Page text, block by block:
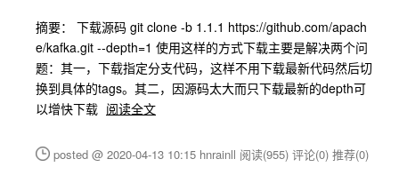
摘要： 下载源码 git clone -b 1.1.1 https://github.com/apach
e/kafka.git --depth=1 使用这样的方式下载主要是解决两个问
题：其一，下载指定分支代码，这样不用下载最新代码然后切
换到具体的tags。其二，因源码太大而只下载最新的depth可
以增快下载 阅读全文
posted @ 2020-04-13 10:15 hnrainll 阅读(955) 评论(0) 推荐(0)